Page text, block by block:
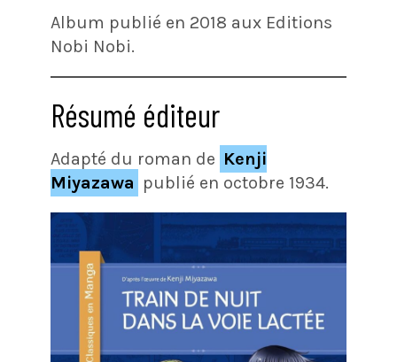
Album publié en 2018 aux Editions
Nobi Nobi.
Résumé éditeur
Adapté du roman de Kenji
Miyazawa publié en octobre 1934.